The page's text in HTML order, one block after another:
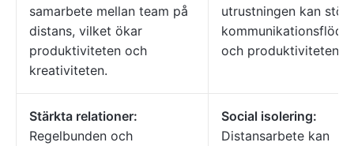
samarbete mellan team på
distans, vilket ökar
produktiviteten och
kreativiteten.
utrustningen kan
kommunikationsflödet
och produktiviteten.
Stärkta relationer:
Regelbunden och
Social isolering:
Distansarbete kan